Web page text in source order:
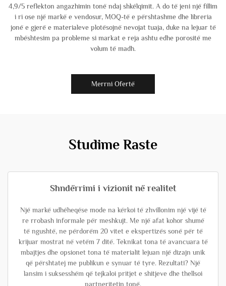
4,9/5 reflekton angazhimin tonë ndaj shkëlqimit. A do të jeni një fillim
i ri ose një markë e vendosur, MOQ-të e përshtashme dhe libreria
jonë e gjerë e materialeve plotësojnë nevojat tuaja, duke na lejuar të
mbështesim pa probleme si markat e reja ashtu edhe porositë me
volum të madh.
Merrni Ofertë
Studime Raste
Shndërrimi i vizionit në realitet
Një markë udhëheqëse mode na kërkoi të zhvillonim një vijë të
re rrobash informale për meshkujt. Me një afat kohor shumë
të ngushtë, ne përdorëm 20 vitet e ekspertizës sonë për të
krijuar mostrat në vetëm 7 ditë. Teknikat tona të avancuara të
mbajtjes dhe opsionet tona të materialit lejuan një dizajn unik
që përshtatej me publikun e synuar të tyre. Rezultati? Një
lansim i suksesshëm që tejkaloi pritjet e shitjeve dhe thellsoi
partneritetin tonë.